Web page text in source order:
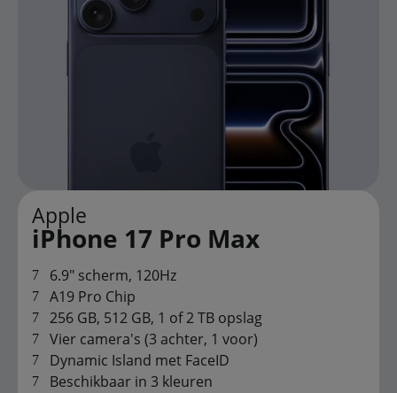
Apple
iPhone 17 Pro Max
6.9" scherm, 120Hz
A19 Pro Chip
256 GB, 512 GB, 1 of 2 TB opslag
Vier camera's (3 achter, 1 voor)
Dynamic Island met FaceID
Beschikbaar in 3 kleuren